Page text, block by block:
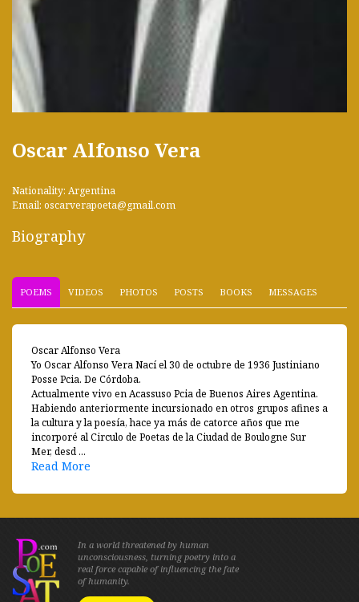
Oscar Alfonso Vera
Nationality: Argentina
Email: oscarverapoeta@gmail.com
Biography
POEMS VIDEOS PHOTOS POSTS BOOKS MESSAGES
Oscar Alfonso Vera
Yo Oscar Alfonso Vera Nací el 30 de octubre de 1936 Justiniano
Posse Pcia. De Córdoba.
Actualmente vivo en Acassuso Pcia de Buenos Aires Agentina.
Habiendo anteriormente incursionado en otros grupos afines a
la cultura y la poesía, hace ya más de catorce años que me
incorporé al Circulo de Poetas de la Ciudad de Boulogne Sur
Mer, desd ...
Read More
In a world threatened by human
unconsciousness, turning poetry into a
real force capable of influencing the fate
of humanity.